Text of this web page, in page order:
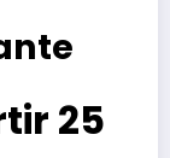
25